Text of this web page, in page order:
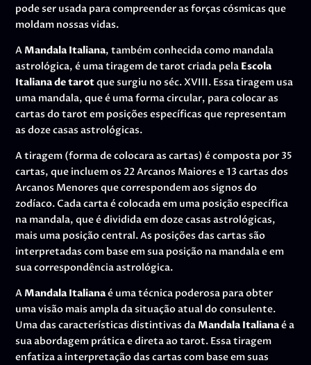
pode ser usada para compreender as forças cósmicas que
moldam nossas vidas.
A Mandala Italiana, também conhecida como mandala
astrológica, é uma tiragem de tarot criada pela Escola
Italiana de tarotque surgiu no séc. XVIII. Essa tiragem usa
uma mandala, que é uma forma circular, para colocar as
cartas do tarot em posições específicas que representam
as doze casas astrológicas.
A tiragem (forma de colocara as cartas) é composta por 35
cartas, que incluem os 22 Arcanos Maiores e 13 cartas dos
Arcanos Menores que correspondem aos signos do
zodíaco. Cada carta é colocada em uma posição específica
na mandala, que é dividida em doze casas astrológicas,
mais uma posição central. As posições das cartas são
interpretadas com base em sua posição na mandala e em
sua correspondência astrológica.
A Mandala Italianaé uma técnica poderosa para obter
uma visão mais ampla da situação atual do consulente.
Uma das características distintivas da Mandala Italianaé a
sua abordagem prática e direta ao tarot. Essa tiragem
enfatiza a interpretação das cartas com base em suas